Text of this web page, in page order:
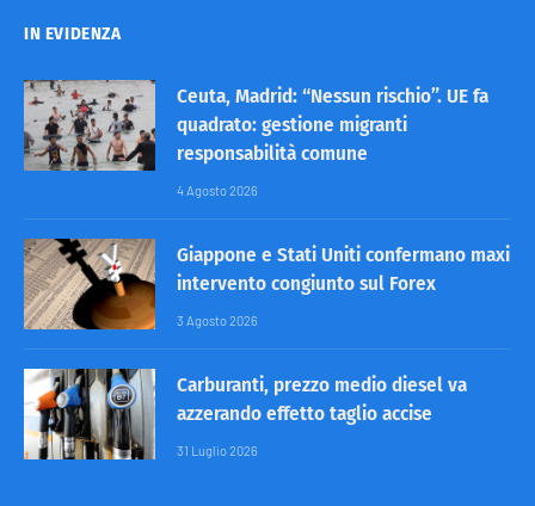
IN EVIDENZA
Ceuta, Madrid: “Nessun rischio”. UE fa
quadrato: gestione migranti
responsabilità comune
4 Agosto 2026
Giappone e Stati Uniti confermano maxi
intervento congiunto sul Forex
3 Agosto 2026
Carburanti, prezzo medio diesel va
azzerando effetto taglio accise
31 Luglio 2026